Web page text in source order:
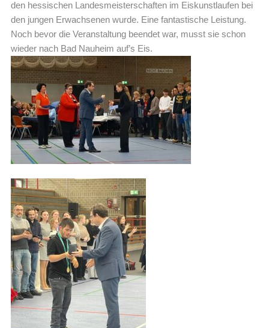
den hessischen Landesmeisterschaften im Eiskunstlaufen bei
den jungen Erwachsenen wurde. Eine fantastische Leistung.
Noch bevor die Veranstaltung beendet war, musst sie schon
wieder nach Bad Nauheim auf’s Eis.